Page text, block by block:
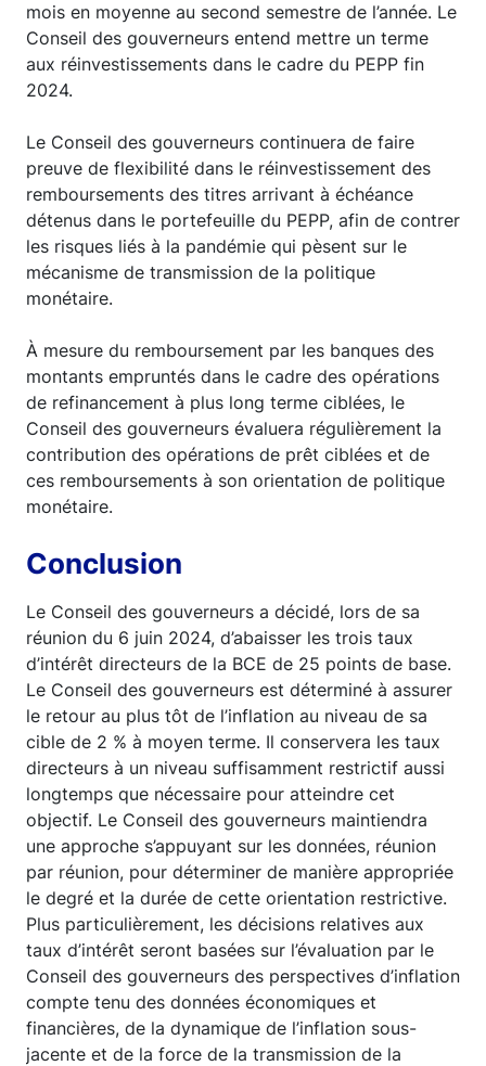
mois en moyenne au second semestre de l’année. Le
Conseil des gouverneurs entend mettre un terme
aux réinvestissements dans le cadre du PEPP fin
2024.
Le Conseil des gouverneurs continuera de faire
preuve de flexibilité dans le réinvestissement des
remboursements des titres arrivant à échéance
détenus dans le portefeuille du PEPP, afin de contrer
les risques liés à la pandémie qui pèsent sur le
mécanisme de transmission de la politique
monétaire.
À mesure du remboursement par les banques des
montants empruntés dans le cadre des opérations
de refinancement à plus long terme ciblées, le
Conseil des gouverneurs évaluera régulièrement la
contribution des opérations de prêt ciblées et de
ces remboursements à son orientation de politique
monétaire.
Conclusion
Le Conseil des gouverneurs a décidé, lors de sa
réunion du 6 juin 2024, d’abaisser les trois taux
d’intérêt directeurs de la BCE de 25 points de base.
Le Conseil des gouverneurs est déterminé à assurer
le retour au plus tôt de l’inflation au niveau de sa
cible de 2 % à moyen terme. Il conservera les taux
directeurs à un niveau suffisamment restrictif aussi
longtemps que nécessaire pour atteindre cet
objectif. Le Conseil des gouverneurs maintiendra
une approche s’appuyant sur les données, réunion
par réunion, pour déterminer de manière appropriée
le degré et la durée de cette orientation restrictive.
Plus particulièrement, les décisions relatives aux
taux d’intérêt seront basées sur l’évaluation par le
Conseil des gouverneurs des perspectives d’inflation
compte tenu des données économiques et
financières, de la dynamique de l’inflation sous-
jacente et de la force de la transmission de la